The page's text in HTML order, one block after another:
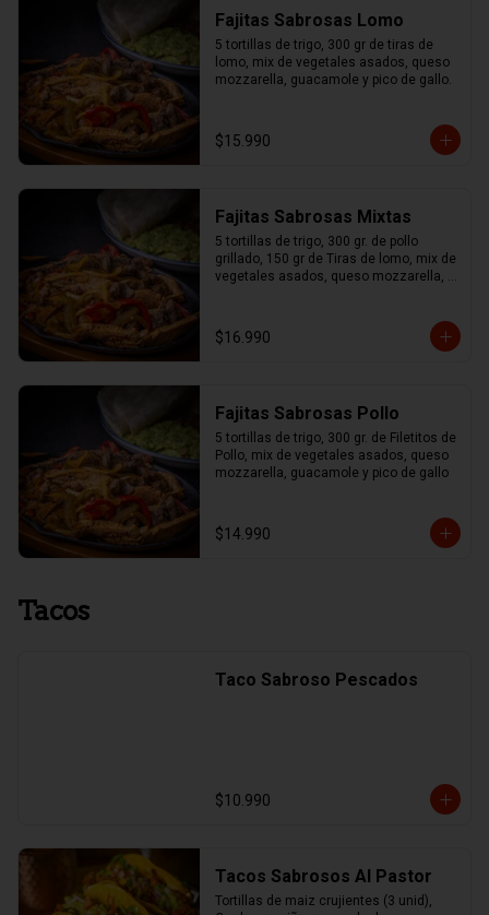
Fajitas Sabrosas Lomo
5 tortillas de trigo, 300 gr de tiras de
lomo, mix de vegetales asados, queso
mozzarella, guacamole y pico de gallo.
$15.990
Fajitas Sabrosas Mixtas
5 tortillas de trigo, 300 gr. de pollo
grillado, 150 gr de Tiras de lomo, mix de
vegetales asados, queso mozzarella,
$16.990
Fajitas Sabrosas Pollo
5 tortillas de trigo, 300 gr. de Filetitos de
Pollo, mix de vegetales asados, queso
mozzarella, guacamole y pico de gallo
$14.990
Tacos
Taco Sabroso Pescados
$10.990
Tacos Sabrosos Al Pastor
Tortillas de maiz crujientes (3 unid),